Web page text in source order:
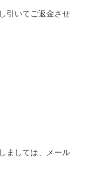
引いてご返金させ
ましては、メール